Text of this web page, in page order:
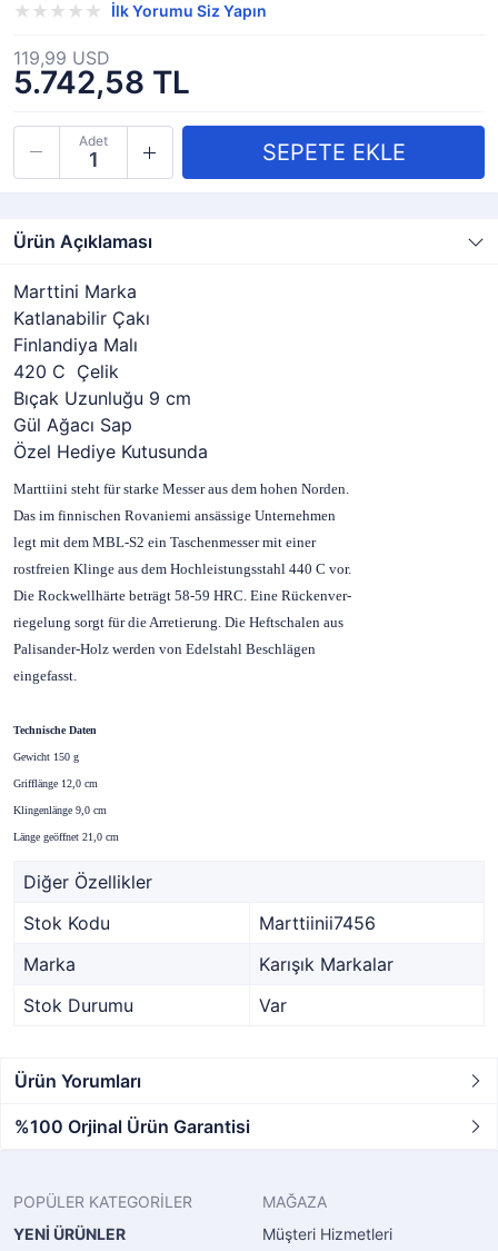
İlk Yorumu Siz Yapın
5.742,58 TL
119,99 USD
Adet
Ürün Açıklaması
Marttini Marka
Katlanabilir Çakı
Finlandiya Malı
420 C Çelik
Bıçak Uzunluğu 9 cm
Gül Ağacı Sap
Özel Hediye Kutusunda
Marttiini steht für starke Messer aus dem hohen Norden.
Das im finnischen Rovaniemi ansässige Unternehmen
legt mit dem MBL-S2 ein Taschenmesser mit einer
rostfreien Klinge aus dem Hochleistungsstahl 440 C vor.
Die Rockwellhärte beträgt 58-59 HRC. Eine Rückenver-
riegelung sorgt für die Arretierung. Die Heftschalen aus
Palisander-Holz werden von Edelstahl Beschlägen
eingefasst.
Technische Daten
Gewicht 150 g
Grifflänge 12,0 cm
Klingenlänge 9,0 cm
Länge geöffnet 21,0 cm
Diğer Özellikler
Stok Kodu
Marttiinii7456
Marka
Karışık Markalar
Stok Durumu
Var
Ürün Yorumları
%100 Orjinal Ürün Garantisi
POPÜLER KATEGORİLER
YENİ ÜRÜNLER
MAĞAZA
Müşteri Hizmetleri